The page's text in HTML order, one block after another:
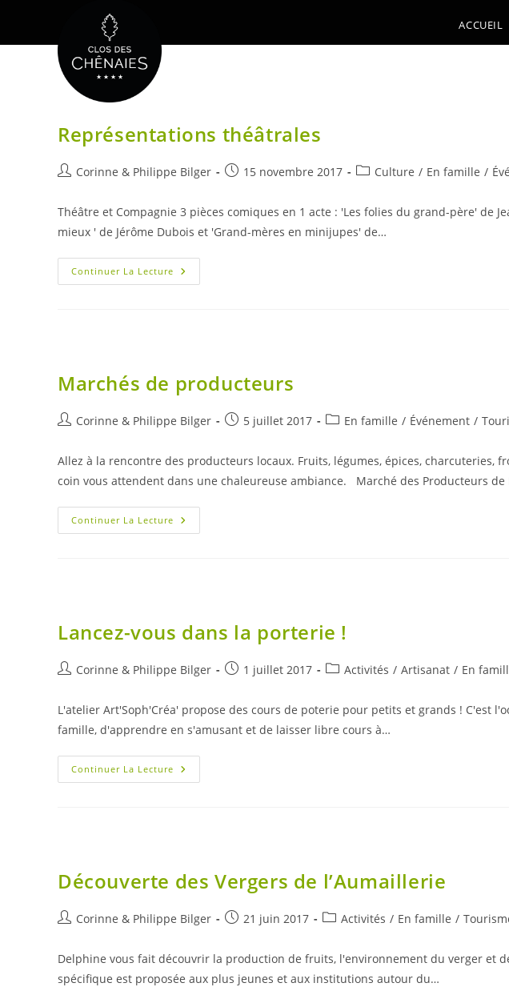
content
ACCUEIL
Représentations théâtrales
Auteur/autrice
la
publication :
Corinne & Philippe Bilger
Publication
15 novembre 2017
PostCulture / En famille /
Théâtre et Compagnie 3 pièces comiques en 1 acte : 'Les folies du grand-père' de
mieux ' de Jérôme Dubois et 'Grand-mères en minijupes' de…
Continuer La Lecture Représentations
Théâtrales
Marchés de producteurs
Auteur/autrice
la
publication :
Corinne & Philippe Bilger
Publication
5 juillet 2017
PostEn famille / Événement /
Allez à la rencontre des producteurs locaux. Fruits, légumes, épices, charcuteries,
coin vous attendent dans une chaleureuse ambiance. Marché des Producteurs de
Continuer La Lecture Marchés
De
Lancez-vous dans la porterie !
Auteur/autrice
la
publication :
Corinne & Philippe Bilger
Publication
1 juillet 2017
PostActivités / Artisanat / En
L'atelier Art'Soph'Créa' propose des cours de poterie pour petits et grands ! C'est
famille, d'apprendre en s'amusant et de laisser libre cours à…
Continuer La Lecture Lancez-
Vous
Découverte des Vergers de l’Aumaillerie
Auteur/autrice
la
publication :
Corinne & Philippe Bilger
Publication
21 juin 2017
PostActivités / En famille /
Delphine vous fait découvrir la production de fruits, l'environnement du verger et
spécifique est proposée aux plus jeunes et aux institutions autour du…